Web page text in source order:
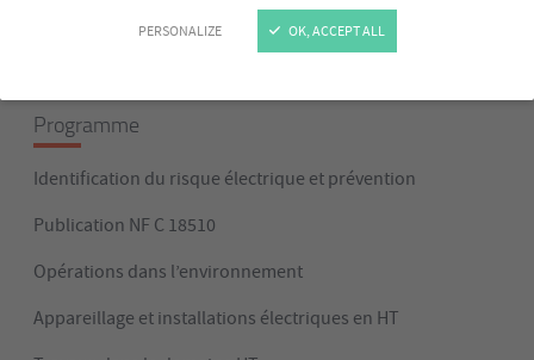
PERSONALIZE OK, ACCEPT ALL
Réaliser une consignation – déconsignation d’un
Programme
Identification du risque électrique et prévention
Publication NF C 18510
Opérations dans l’environnement
Appareillage et installations électriques en HT